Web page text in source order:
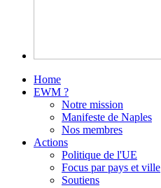
Home
EWM ?
Notre mission
Manifeste de Naples
Nos membres
Actions
Politique de l'UE
Focus par pays et ville
Soutiens